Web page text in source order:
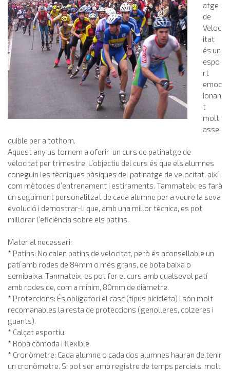
atge
de
Veloc
itat
és un
espo
rt
emoc
ionan
t
molt
asse
quible per a tothom.
Aquest any us tornem a oferir un curs de patinatge de
velocitat per trimestre. L’objectiu del curs és que els alumnes
coneguin les tècniques bàsiques del patinatge de velocitat, així
com mètodes d’entrenament i estiraments. Tammateix, es farà
un seguiment personalitzat de cada alumne per a veure la seva
evolució i demostrar-li que, amb una millor tècnica, es pot
millorar l’eficiència sobre els patins.
Material necessari:
* Patins: No calen patins de velocitat, però és aconsellable un
patí amb rodes de 84mm o més grans, de bota baixa o
semibaixa. Tanmateix, es pot fer el curs amb qualsevol patí
amb rodes de, com a mínim, 80mm de diàmetre.
* Proteccions: És obligatori el casc (tipus bicicleta) i són molt
recomanables la resta de proteccions (genolleres, colzeres i
guants).
* Calçat esportiu.
* Roba còmoda i flexible.
* Cronòmetre: Cada alumne o cada dos alumnes hauran de tenir
un cronòmetre. Si pot ser amb registre de temps parcials, molt